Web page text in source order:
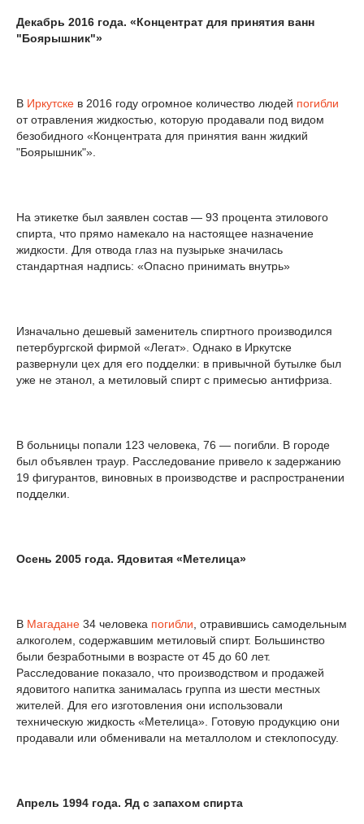
Декабрь 2016 года. «Концентрат для принятия ванн
"Боярышник"»
В Иркутске в 2016 году огромное количество людей погибли
от отравления жидкостью, которую продавали под видом
безобидного «Концентрата для принятия ванн жидкий
"Боярышник"».
На этикетке был заявлен состав — 93 процента этилового
спирта, что прямо намекало на настоящее назначение
жидкости. Для отвода глаз на пузырьке значилась
стандартная надпись: «Опасно принимать внутрь»
Изначально дешевый заменитель спиртного производился
петербургской фирмой «Легат». Однако в Иркутске
развернули цех для его подделки: в привычной бутылке был
уже не этанол, а метиловый спирт с примесью антифриза.
В больницы попали 123 человека, 76 — погибли. В городе
был объявлен траур. Расследование привело к задержанию
19 фигурантов, виновных в производстве и распространении
подделки.
Осень 2005 года. Ядовитая «Метелица»
В Магадане 34 человека погибли , отравившись самодельным
алкоголем, содержавшим метиловый спирт. Большинство
были безработными в возрасте от 45 до 60 лет.
Расследование показало, что производством и продажей
ядовитого напитка занималась группа из шести местных
жителей. Для его изготовления они использовали
техническую жидкость «Метелица». Готовую продукцию они
продавали или обменивали на металлолом и стеклопосуду.
Апрель 1994 года. Яд с запахом спирта